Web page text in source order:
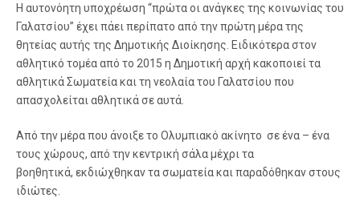
Η αυτονόητη υποχρέωση “πρώτα οι ανάγκες της κοινωνίας του
Γαλατσίου” έχει πάει περίπατο από την πρώτη μέρα της
θητείας αυτής της Δημοτικής Διοίκησης. Ειδικότερα στον
αθλητικό τομέα από το 2015 η Δημοτική αρχή κακοποιεί τα
αθλητικά Σωματεία και τη νεολαία του Γαλατσίου που
απασχολείται αθλητικά σε αυτά.
Από την μέρα που άνοιξε το Ολυμπιακό ακίνητο σε ένα – ένα
τους χώρους, από την κεντρική σάλα μέχρι τα
βοηθητικά, εκδιώχθηκαν τα σωματεία και παραδόθηκαν στους
ιδιώτες.